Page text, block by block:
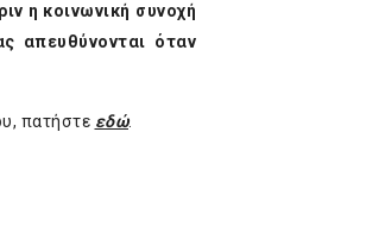
η κοινωνική συνοχή
απευθύνονται όταν
πατήστε εδώ.